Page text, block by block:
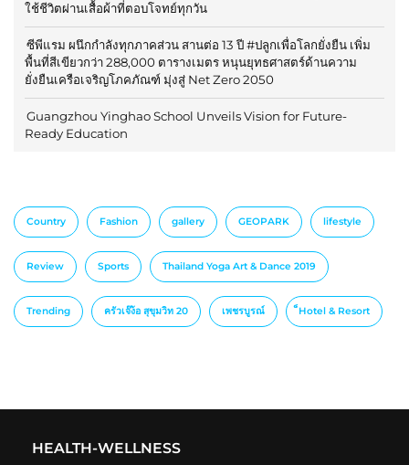
ใช้ชีวิตผ่านเสื้อผ้าที่ตอบโจทย์ทุกวัน
ซีพีแรม ผนึกกำลังทุกภาคส่วน สานต่อ 13 ปี #ปลูกเพื่อโลกยั่งยืน เพิ่ม
พื้นที่สีเขียวกว่า 288,000 ตารางเมตร หนุนยุทธศาสตร์ด้านความ
ยั่งยืนเครือเจริญโภคภัณฑ์ มุ่งสู่ Net Zero 2050
Guangzhou Yinghao School Unveils Vision for Future-
Ready Education
Country Fashion gallery GEOPARK lifestyle
Review Sports Thailand Yoga Art & Dance 2019
Trending ครัวเจ๊ง้อ สุขุมวิท 20 เพชรบูรณ์ ็Hotel & Resort
HEALTH-WELLNESS